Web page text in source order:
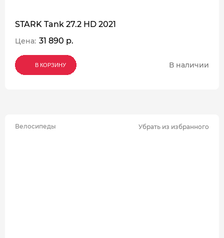
STARK Tank 27.2 HD 2021
Цена: 31 890 р.
В КОРЗИНУ
В КОРЗИНУ
В КОРЗИНУ В наличии
Велосипеды Убрать из избранного